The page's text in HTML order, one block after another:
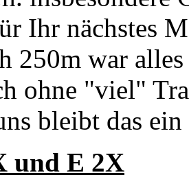
Ihr nächstes
250m war
ohne "viel"
bleibt das ein
und E 2X